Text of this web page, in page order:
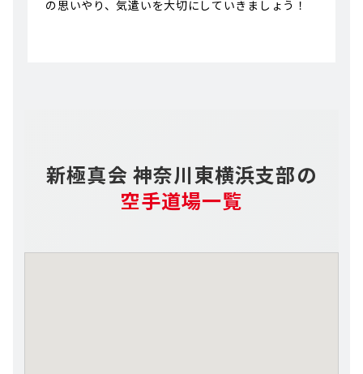
の思いやり、気遣いを大切にしていきましょう！
新極真会 神奈川東横浜支部の
空手道場一覧